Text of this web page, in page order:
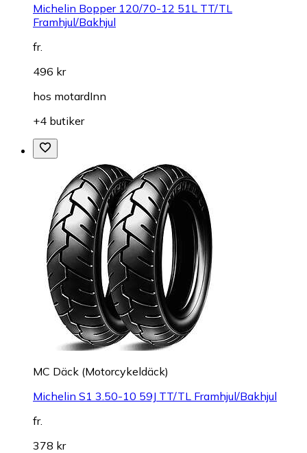
Michelin Bopper 120/70-12 51L TT/TL
Framhjul/Bakhjul
fr.
496 kr
hos motardInn
+4 butiker
MC Däck (Motorcykeldäck)
Michelin S1 3.50-10 59J TT/TL Framhjul/Bakhjul
fr.
378 kr